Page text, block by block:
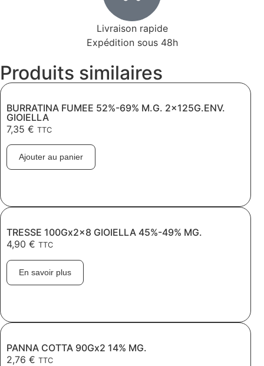
Livraison rapide
Expédition sous 48h
Produits similaires
BURRATINA FUMEE 52%-69% M.G. 2x125G.ENV.
GIOIELLA
7,35 € TTC
Ajouter au panier
TRESSE 100Gx2x8 GIOIELLA 45%-49% MG.
4,90 € TTC
En savoir plus
PANNA COTTA 90Gx2 14% MG.
2,76 € TTC